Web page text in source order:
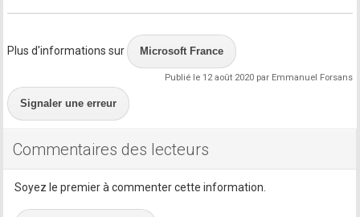
Plus d'informations sur Microsoft France
Publié le 12 août 2020 par Emmanuel Forsans
Signaler une erreur
Commentaires des lecteurs
Soyez le premier à commenter cette information.